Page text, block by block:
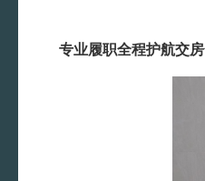
专业履职全程护航交